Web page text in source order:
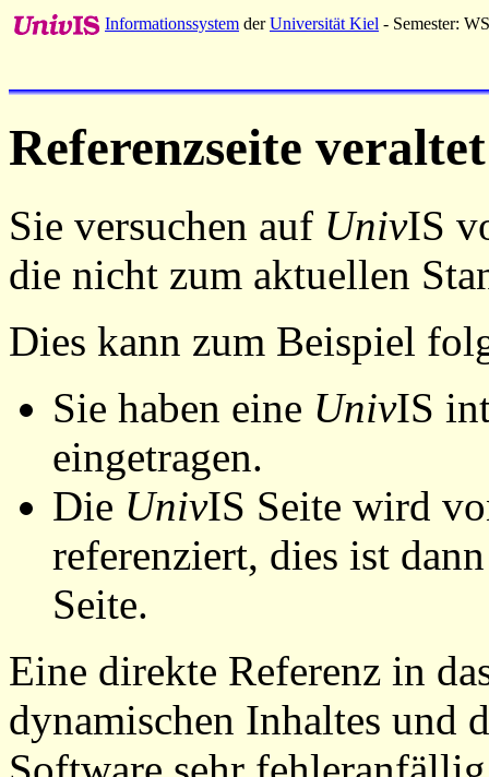
Informationssystem derUniversität Kiel - Semester:
Referenzseite veraltet
Sie versuchen auf UnivIS
die nicht zum aktuellen
Dies kann zum Beispiel
Sie haben eine UnivIS
eingetragen.
Die UnivIS Seite wird
referenziert, dies ist
Seite.
Eine direkte Referenz in
dynamischen Inhaltes und